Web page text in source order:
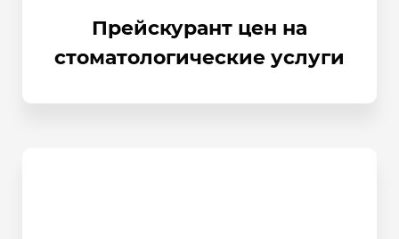
Прейскурант цен на
стоматологические услуги